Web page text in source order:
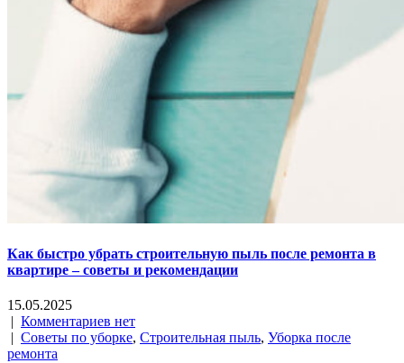
Как быстро убрать строительную пыль после ремонта в
квартире – советы и рекомендации
15.05.2025
| Комментариев нет
| Советы по уборке, Строительная пыль, Уборка после
ремонта